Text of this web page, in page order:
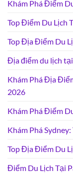
Khám Phá Điểm
Top Điểm Du Lịch
Top Địa Điểm Du
Địa điểm du lịch
Khám Phá Địa
2026
Khám Phá Điểm
Khám Phá
Top Địa Điểm Du
Điểm Du Lịch Tại